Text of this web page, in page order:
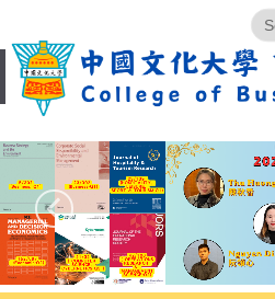
到
主
要
容